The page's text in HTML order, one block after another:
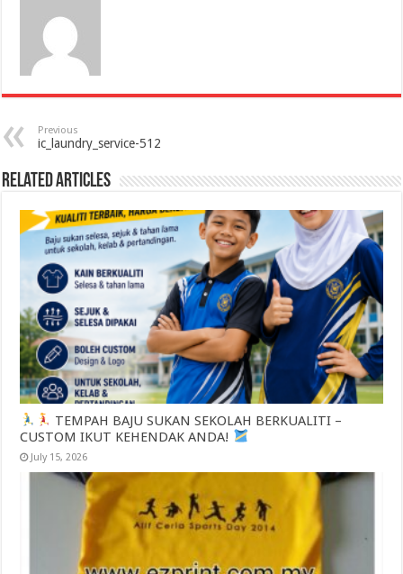
Previous
ic_laundry_service-512
Related Articles
TEMPAH BAJU SUKAN SEKOLAH BERKUALITI –
CUSTOM IKUT KEHENDAK ANDA!
July 15, 2026